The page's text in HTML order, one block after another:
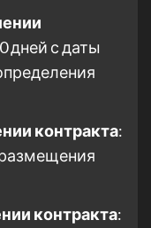
дней с даты
контракта:
размещения
контракта: